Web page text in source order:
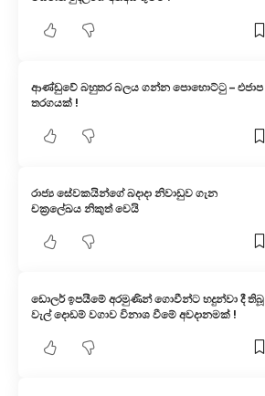
ආණ්ඩුවේ බහුතර බලය ගන්න පොහොට්ටු – එජාප
තරගයක් !
රාජ්‍ය සේවකයින්ගේ බදාදා නිවාඩුව ගැන
චක්‍රලේඛය නිකුත් වෙයි
ඩොලර් ඉපයීමේ අරමුණින් ගොවීන්ට හදුන්වා දී තිබූ
වැල් දොඩම් වගාව විනාශ වීමේ අවදානමක් !